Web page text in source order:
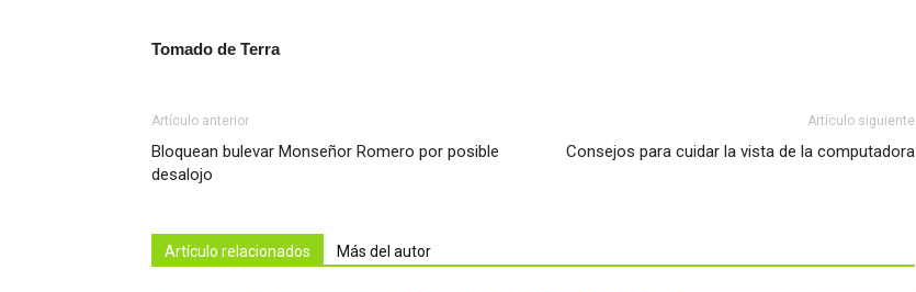
Tomado de Terra
Artículo anterior
Bloquean bulevar Monseñor Romero por posible
desalojo
Artículo siguiente
Consejos para cuidar la vista de la computadora
Artículo relacionados Más del autor